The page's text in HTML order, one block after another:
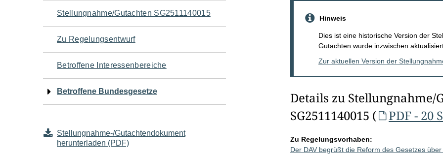
Navigation
für
den
Seiteninhalt
Stellungnahme/Gutachten SG2511140015
Zu Regelungsentwurf
Betroffene Interessenbereiche
Betroffene Bundesgesetze
Stellungnahme-/Gutachtendokument
herunterladen (PDF)
Hinweis
Dies ist eine historische Version der
Gutachten wurde inzwischen
Zur aktuellen Version der
Details zu Stellungnahme/
SG2511140015 (
PDF - 20
Zu Regelungsvorhaben:
Der DAV begrüßt die Reform des Gesetzes